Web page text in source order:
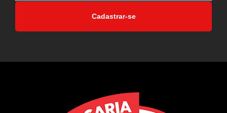
Cadastrar-se